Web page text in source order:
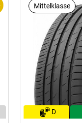
Mittelklasse
D